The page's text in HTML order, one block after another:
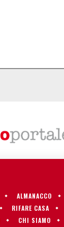
ALMANACCO
RIFARE CASA
CHI SIAMO